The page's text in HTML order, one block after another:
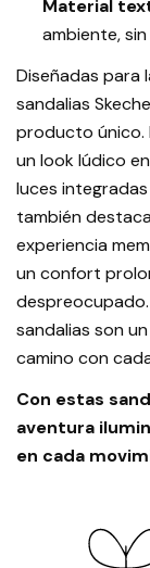
Material
ambiente,
Diseñadas para
sandalias
producto único.
un look lúdico
luces
también
experiencia
un confort
sandalias son
camino con
Con estas
aventura
en cada